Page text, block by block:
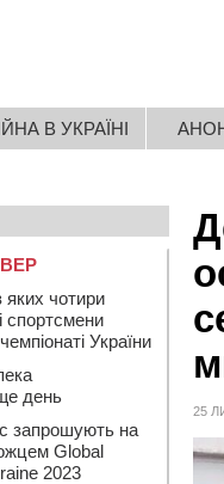
В УКРАЇНІ
25
яких чотири
спортсмени
України
день
запрошують на
Global
2023